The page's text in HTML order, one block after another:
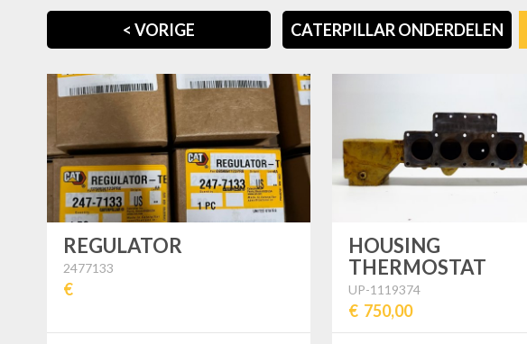
Home
Caterpillar
onderdelen
Het bedrijf
Service
Contact
Team
< VORIGE CATERPILLAR ONDERDELEN
REGULATOR
2477133
€
HOUSING
THERMOSTAT
UP-1119374
€ 750,00